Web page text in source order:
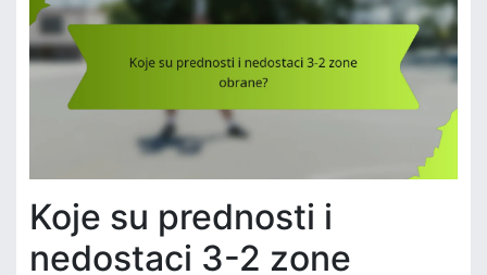
Koje su prednosti i
nedostaci 3-2 zone